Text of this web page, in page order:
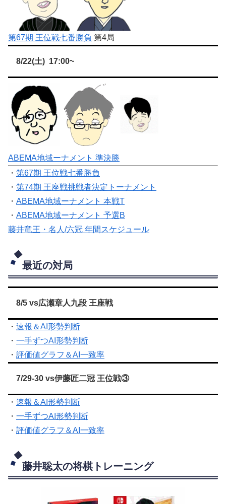
第67期 王位戦七番勝負 第4局
8/22(土) 17:00~
ABEMA地域ーナメント 準決勝
・ 第67期 王位戦七番勝負
・ 第74期 王座戦挑戦者決定トーナメント
・ ABEMA地域ーナメント 本戦T
・ ABEMA地域ーナメント 予選B
藤井竜王・名人/六冠 年間スケジュール
最近の対局
8/5 vs広瀬章人九段 王座戦
・ 速報＆AI形勢判断
・ 一手ずつAI形勢判断
・ 評価値グラフ＆AI一致率
7/29-30 vs伊藤匠二冠 王位戦③
・ 速報＆AI形勢判断
・ 一手ずつAI形勢判断
・ 評価値グラフ＆AI一致率
藤井聡太の将棋トレーニング